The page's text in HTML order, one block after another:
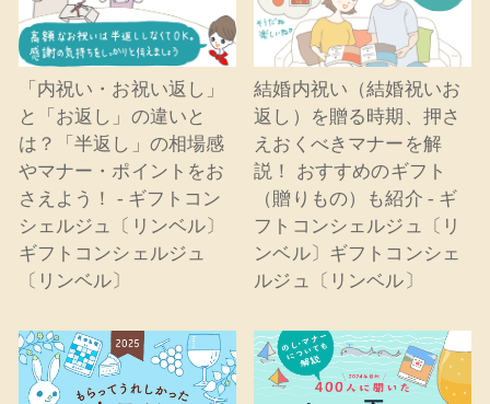
「内祝い・お祝い返し」
と「お返し」の違いと
は？「半返し」の相場感
やマナー・ポイントをお
さえよう！ - ギフトコン
シェルジュ〔リンベル〕
ギフトコンシェルジュ
〔リンベル〕
結婚内祝い（結婚祝いお
返し）を贈る時期、押さ
えおくべきマナーを解
説！ おすすめのギフト
（贈りもの）も紹介 - ギ
フトコンシェルジュ〔リ
ンベル〕ギフトコンシェ
ルジュ〔リンベル〕